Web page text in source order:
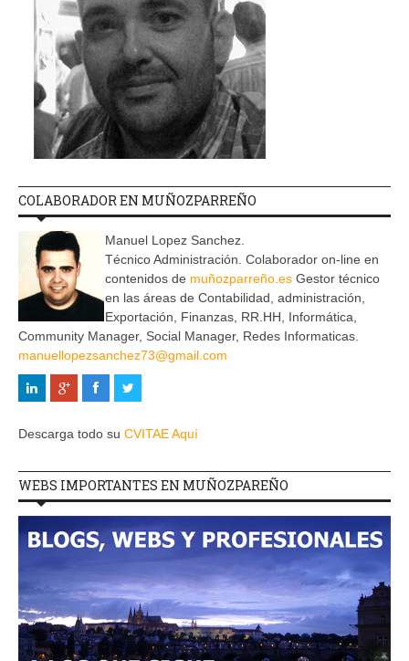
COLABORADOR EN MUÑOZPARREÑO
Manuel Lopez Sanchez.
Técnico Administración. Colaborador on-line en
contenidos de muñozparreño.es Gestor técnico
en las áreas de Contabilidad, administración,
Exportación, Finanzas, RR.HH, Informática,
Community Manager, Social Manager, Redes Informaticas.
manuellopezsanchez73@gmail.com
Descarga todo su CVITAE Aquí
WEBS IMPORTANTES EN MUÑOZPAREÑO